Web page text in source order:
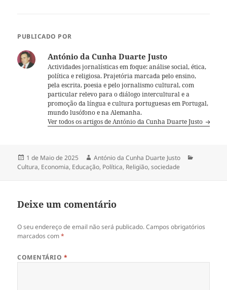
PUBLICADO POR
António da Cunha Duarte Justo
Actividades jornalísticas em foque: análise social, ética,
política e religiosa. Prajetória marcada pelo ensino,
pela escrita, poesia e pelo jornalismo cultural, com
particular relevo para o diálogo intercultural e a
promoção da língua e cultura portuguesas em Portugal,
mundo lusófono e na Alemanha.
Ver todos os artigos de António da Cunha Duarte Justo
Publicado
a
1 de Maio de 2025 Autor
António da Cunha Duarte Justo
Cultura, Economia, Educação, Política, Religião,sociedade
Deixe um comentário
O seu endereço de email não será publicado. Campos obrigatórios
marcados com*
COMENTÁRIO *